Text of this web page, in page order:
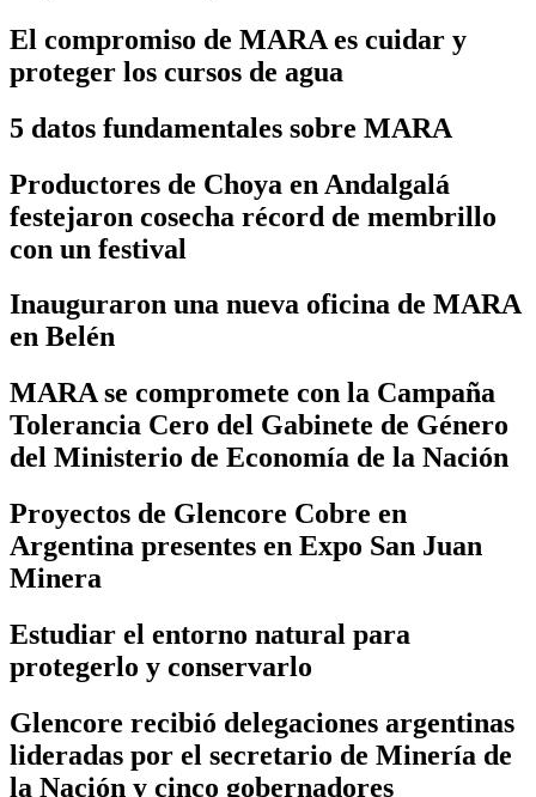
El compromiso de MARA es cuidar y
proteger los cursos de agua
5 datos fundamentales sobre MARA
Productores de Choya en Andalgalá
festejaron cosecha récord de membrillo
con un festival
Inauguraron una nueva oficina de MARA
en Belén
MARA se compromete con la Campaña
Tolerancia Cero del Gabinete de Género
del Ministerio de Economía de la Nación
Proyectos de Glencore Cobre en
Argentina presentes en Expo San Juan
Minera
Estudiar el entorno natural para
protegerlo y conservarlo
Glencore recibió delegaciones argentinas
lideradas por el secretario de Minería de
la Nación y cinco gobernadores